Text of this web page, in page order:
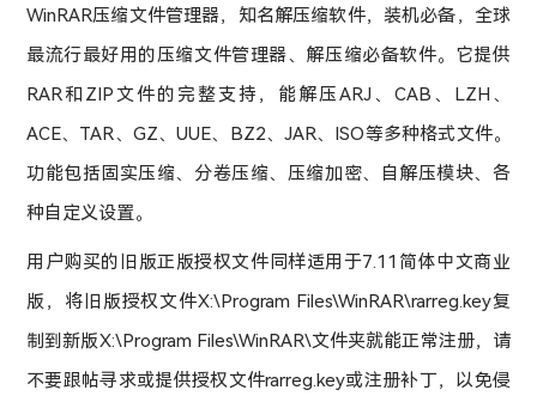
WinRAR压缩文件管理器，知名解压缩软件，装机必备，全球
最流行最好用的压缩文件管理器、解压缩必备软件。它提供
RAR和ZIP文件的完整支持，能解压ARJ、CAB、LZH、
ACE、TAR、GZ、UUE、BZ2、JAR、ISO等多种格式文件。
功能包括固实压缩、分卷压缩、压缩加密、自解压模块、各
种自定义设置。
用户购买的旧版正版授权文件同样适用于7.11简体中文商业
版，将旧版授权文件X:\Program Files\WinRAR\rarreg.key复
制到新版X:\Program Files\WinRAR\文件夹就能正常注册，请
不要跟帖寻求或提供授权文件rarreg.key或注册补丁，以免侵